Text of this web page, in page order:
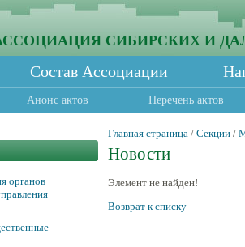
СИБИРСКИХ И
Состав Ассоциации
Анонс актов Перечень актов
органов
Главная страница / Секции /
Новости
Элемент не найден!
Возврат к списку